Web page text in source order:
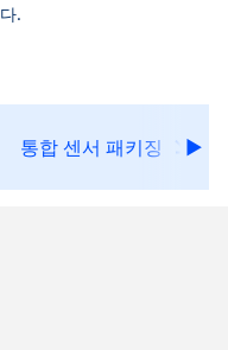
.
통합 센서 패키징